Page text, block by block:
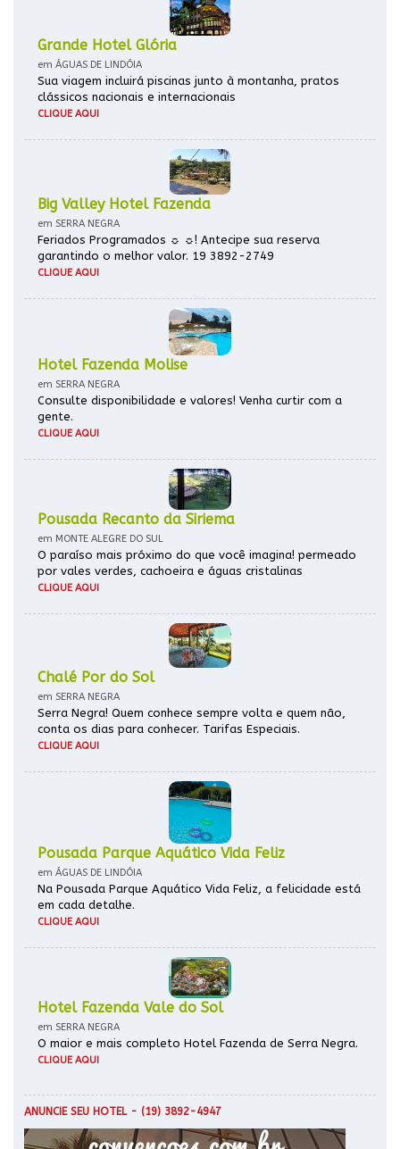
Grande Hotel Glória
em ÁGUAS DE LINDÓIA
Sua viagem incluirá piscinas junto à montanha, pratos
clássicos nacionais e internacionais
CLIQUE AQUI
Big Valley Hotel Fazenda
em SERRA NEGRA
Feriados Programados ☼ ☼! Antecipe sua reserva
garantindo o melhor valor. 19 3892-2749
CLIQUE AQUI
Hotel Fazenda Molise
em SERRA NEGRA
Consulte disponibilidade e valores! Venha curtir com a
gente.
CLIQUE AQUI
Pousada Recanto da Siriema
em MONTE ALEGRE DO SUL
O paraíso mais próximo do que você imagina! permeado
por vales verdes, cachoeira e águas cristalinas
CLIQUE AQUI
Chalé Por do Sol
em SERRA NEGRA
Serra Negra! Quem conhece sempre volta e quem não,
conta os dias para conhecer. Tarifas Especiais.
CLIQUE AQUI
Pousada Parque Aquático Vida Feliz
em ÁGUAS DE LINDÓIA
Na Pousada Parque Aquático Vida Feliz, a felicidade está
em cada detalhe.
CLIQUE AQUI
Hotel Fazenda Vale do Sol
em SERRA NEGRA
O maior e mais completo Hotel Fazenda de Serra Negra.
CLIQUE AQUI
ANUNCIE SEU HOTEL- (19) 3892-4947